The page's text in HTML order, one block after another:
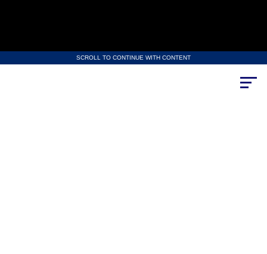
SCROLL TO CONTINUE WITH CONTENT